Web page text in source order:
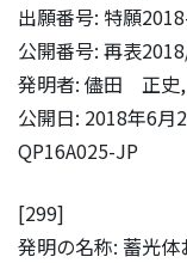
出願番号: 特願
公開番号: 再表
発明者: 儘田 正
公開日: 2018年6月
QP16A025-JP
[299]
発明の名称: 蓄光